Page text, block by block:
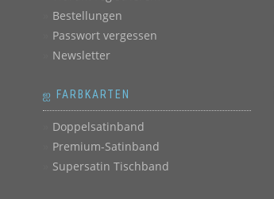
Bestellungen
Passwort vergessen
Newsletter
ஐ FARBKARTEN
Doppelsatinband
Premium-Satinband
Supersatin Tischband